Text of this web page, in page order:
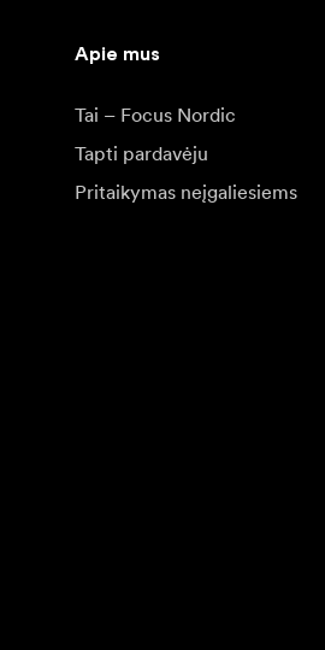
Apie mus
Tai – Focus Nordic
Tapti pardavėju
Pritaikymas neįgaliesiems